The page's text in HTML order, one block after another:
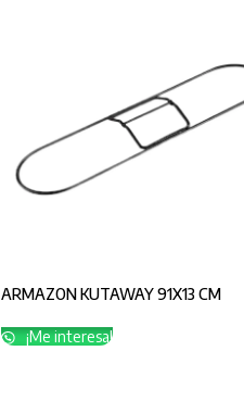
ARMAZON KUTAWAY 91X13 CM
¡Me interesa!